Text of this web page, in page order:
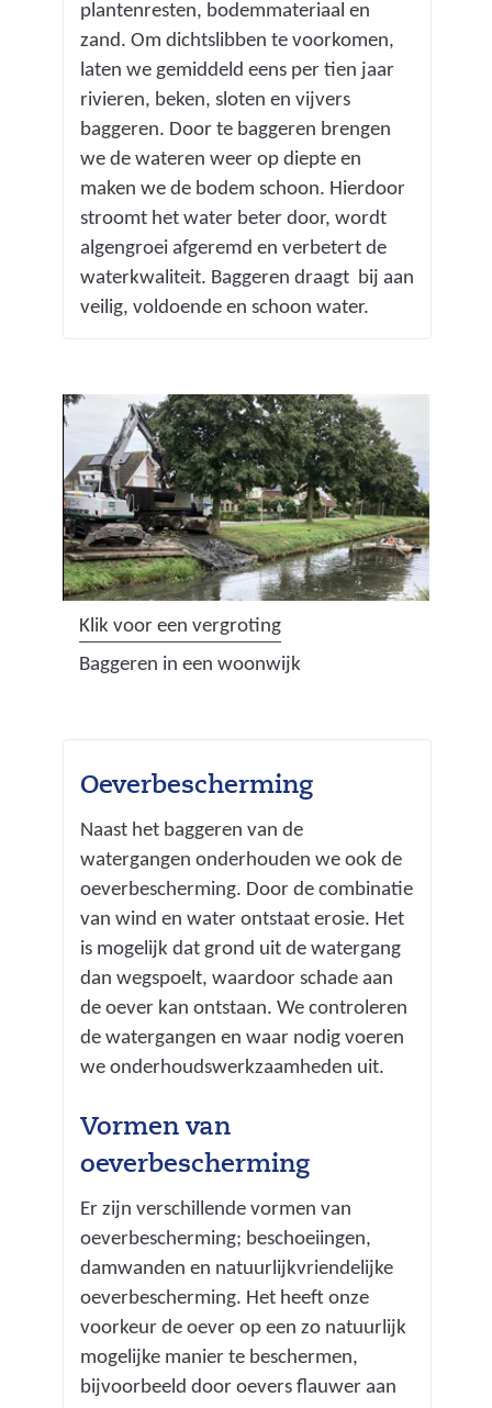
plantenresten, bodemmateriaal en
zand. Om dichtslibben te voorkomen,
laten we gemiddeld eens per tien jaar
rivieren, beken, sloten en vijvers
baggeren. Door te baggeren brengen
we de wateren weer op diepte en
maken we de bodem schoon. Hierdoor
stroomt het water beter door, wordt
algengroei afgeremd en verbetert de
waterkwaliteit. Baggeren draagt bij aan
veilig, voldoende en schoon water.
Klik voor een vergroting(
a
e
d
i
n
g
:
b
a
g
g
e
_
i
n
_
c
o
e
Baggeren in een woonwijk
Oeverbescherming
Naast het baggeren van de
watergangen onderhouden we ook de
oeverbescherming. Door de combinatie
van wind en water ontstaat erosie. Het
is mogelijk dat grond uit de watergang
dan wegspoelt, waardoor schade aan
de oever kan ontstaan. We controleren
de watergangen en waar nodig voeren
we onderhoudswerkzaamheden uit.
Vormen van
oeverbescherming
Er zijn verschillende vormen van
oeverbescherming; beschoeiingen,
damwanden en natuurlijkvriendelijke
oeverbescherming. Het heeft onze
voorkeur de oever op een zo natuurlijk
mogelijke manier te beschermen,
bijvoorbeeld door oevers flauwer aan